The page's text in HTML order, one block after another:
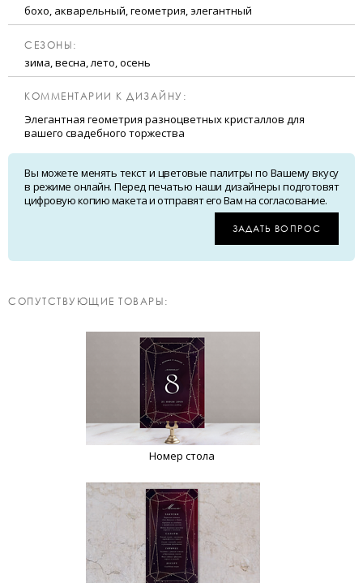
бохо, акварельный, геометрия, элегантный
CЕЗОНЫ:
зима, весна, лето, осень
КОММЕНТАРИИ К ДИЗАЙНУ:
Элегантная геометрия разноцветных кристаллов для
вашего свадебного торжества
Вы можете менять текст и цветовые палитры по Вашему вкусу
в режиме онлайн. Перед печатью наши дизайнеры подготовят
цифровую копию макета и отправят его Вам на согласование.
ЗАДАТЬ ВОПРОС
CОПУТСТВУЮЩИЕ ТОВАРЫ:
Номер стола